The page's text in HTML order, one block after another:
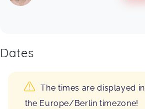
Dates
The times are displayed in
the Europe/Berlin timezone!